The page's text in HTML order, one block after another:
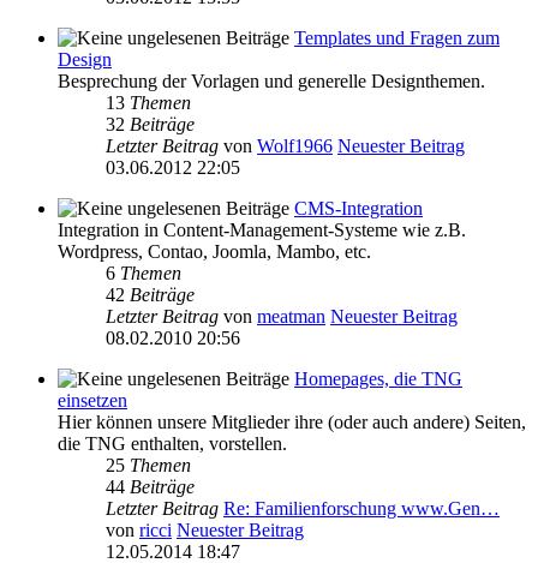
Templates und Fragen zum
Design
Besprechung der Vorlagen und generelle Designthemen.
13 Themen
32 Beiträge
Letzter Beitrag von Wolf1966 Neuester Beitrag
03.06.2012 22:05
CMS-Integration
Integration in Content-Management-Systeme wie z.B.
Wordpress, Contao, Joomla, Mambo, etc.
6 Themen
42 Beiträge
Letzter Beitrag von meatman Neuester Beitrag
08.02.2010 20:56
Homepages, die TNG
einsetzen
Hier können unsere Mitglieder ihre (oder auch andere) Seiten,
die TNG enthalten, vorstellen.
25 Themen
44 Beiträge
Letzter Beitrag Re: Familienforschung www.Gen…
von ricci Neuester Beitrag
12.05.2014 18:47